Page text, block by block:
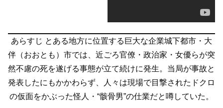
あらすじ とある地方に位置する巨大な企業城下都市・大
伴（おおとも）市では、近ごろ官僚・政治家・女優らが突
然不慮の死を遂げる事態が立て続けに発生。当局が事故と
発表したにもかかわらず、人々は現場で目撃されたドクロ
の仮面をかぶった怪人・“骸骨男”の仕業だと噂していた。